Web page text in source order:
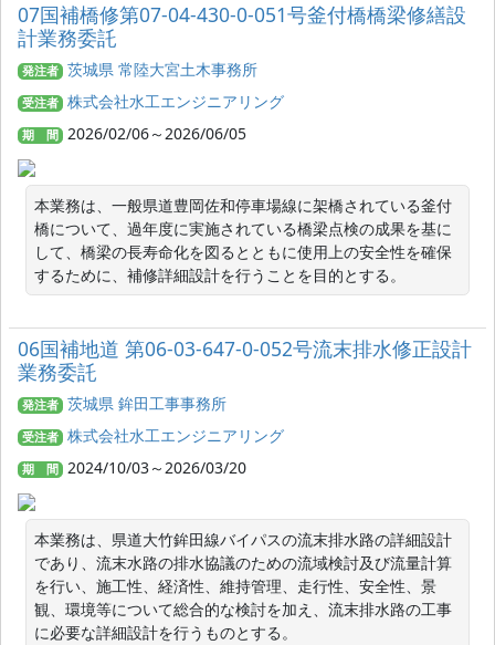
07国補橋修第07-04-430-0-051号釜付橋橋梁修繕設
計業務委託
発注者 茨城県 常陸大宮土木事務所
受注者 株式会社水工エンジニアリング
期 間 2026/02/06～2026/06/05
本業務は、一般県道豊岡佐和停車場線に架橋されている釜付
橋について、過年度に実施されている橋梁点検の成果を基に
して、橋梁の長寿命化を図るとともに使用上の安全性を確保
するために、補修詳細設計を行うことを目的とする。
06国補地道 第06-03-647-0-052号流末排水修正設計
業務委託
発注者 茨城県 鉾田工事事務所
受注者 株式会社水工エンジニアリング
期 間 2024/10/03～2026/03/20
本業務は、県道大竹鉾田線バイパスの流末排水路の詳細設計
であり、流末水路の排水協議のための流域検討及び流量計算
を行い、施工性、経済性、維持管理、走行性、安全性、景
観、環境等について総合的な検討を加え、流末排水路の工事
に必要な詳細設計を行うものとする。